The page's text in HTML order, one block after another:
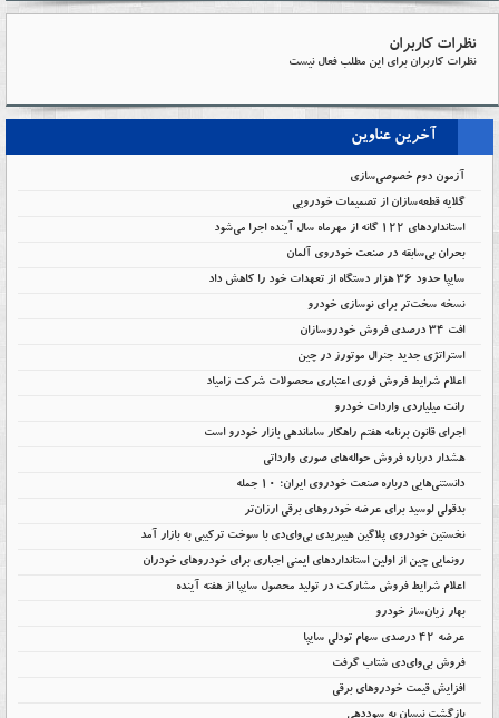
نظرات کاربران
نظرات کاربران برای این مطلب فعال نیست
آخرین عناوین
آزمون دوم خصوصی‌سازی
گلایه قطعه‌سازان از تصمیمات خودرویی
استانداردهای ۱۲۲ گانه از مهرماه سال آینده اجرا می‌شود
بحران بی‌سابقه در صنعت خودروی آلمان
سایپا حدود ۳۶ هزار دستگاه از تعهدات خود را کاهش داد
نسخه سخت‌تر برای نوسازی خودرو
افت ۳۴ درصدی فروش خودروسازان
استراتژی جدید جنرال موتورز در چین
اعلام شرایط فروش فوری اعتباری محصولات شرکت زامیاد
رانت میلیاردی واردات خودرو
اجرای قانون برنامه هفتم راهکار ساماندهی بازار خودرو است
هشدار درباره فروش حواله‌های صوری وارداتی
دانستنی‌هایی درباره صنعت خودروی ایران؛ ۱۰ جمله
بدقولی لوسید برای عرضه خودروهای برقی ارزان‌تر
نخستین خودروی پلاگین هیبریدی بی‌وای‌دی با سوخت ترکیبی به بازار آمد
رونمایی چین از اولین استانداردهای ایمنی اجباری برای خودروهای خودران
اعلام شرایط فروش مشارکت در تولید محصول سایپا از هفته آینده
بهار زیان‌ساز خودرو
عرضه ۴۲ درصدی سهام تودلی سایپا
فروش بی‌وای‌دی شتاب گرفت
افزایش قیمت خودروهای برقی